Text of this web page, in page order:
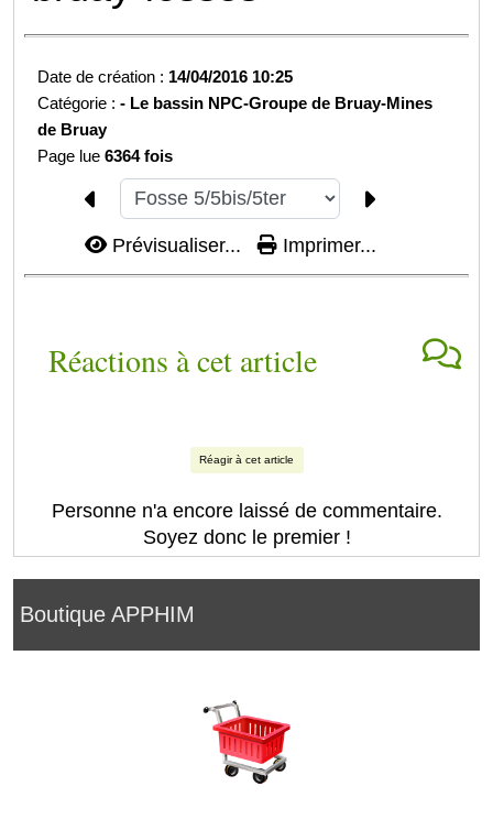
Boutique APPHIM
Date de création : 14/04/2016 10:25
Catégorie :- Le bassin NPC-Groupe de Bruay-Mines
de Bruay
Page lue6364 fois
Prévisualiser... Imprimer...
Réactions à cet article
Réagir à cet article
Personne n'a encore laissé de commentaire.
Soyez donc le premier !